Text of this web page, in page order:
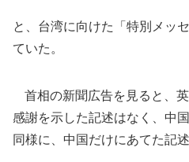
と、台湾に向けた「特別メッ
ていた。
首相の新聞広告を見ると、
感謝を示した記述はなく、中
同様に、中国だけにあてた記述